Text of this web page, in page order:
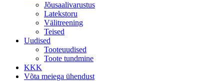
Jõusaalivarustus
Latekstoru
Välitreening
Teised
Uudised
Tooteuudised
Toote tundmine
KKK
Võta meiega ühendust